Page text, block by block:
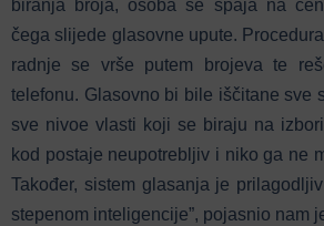
biranja broja, osoba se spaja na
čega slijede glasovne upute.
radnje se vrše putem brojeva te
telefonu. Glasovno bi bile iščitane sve
sve nivoe vlasti koji se biraju na
kod postaje neupotrebljiv i niko ga ne
Također, sistem glasanja je
stepenom inteligencije”, pojasnio nam